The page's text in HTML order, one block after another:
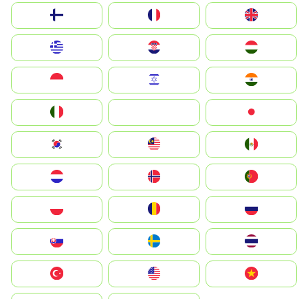
United Kingdom
Magyarország
South Korea
United States